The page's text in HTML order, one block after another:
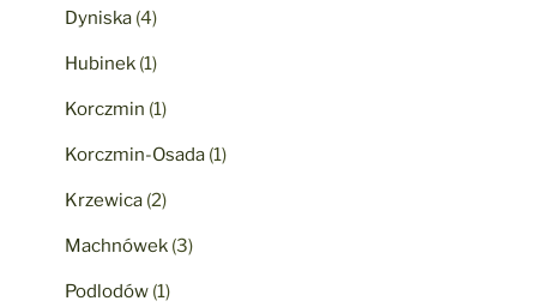
Dyniska (4)
Hubinek (1)
Korczmin (1)
Korczmin-Osada (1)
Krzewica (2)
Machnówek (3)
Podlodów (1)